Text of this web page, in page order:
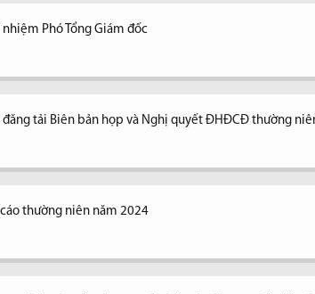
nhiệm Phó Tổng Giám đốc
đăng tải Biên bản họp và Nghị quyết ĐHĐCĐ thường
cáo thường niên năm 2024